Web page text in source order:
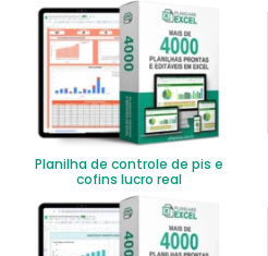
Planilha de controle de pis e
cofins lucro real